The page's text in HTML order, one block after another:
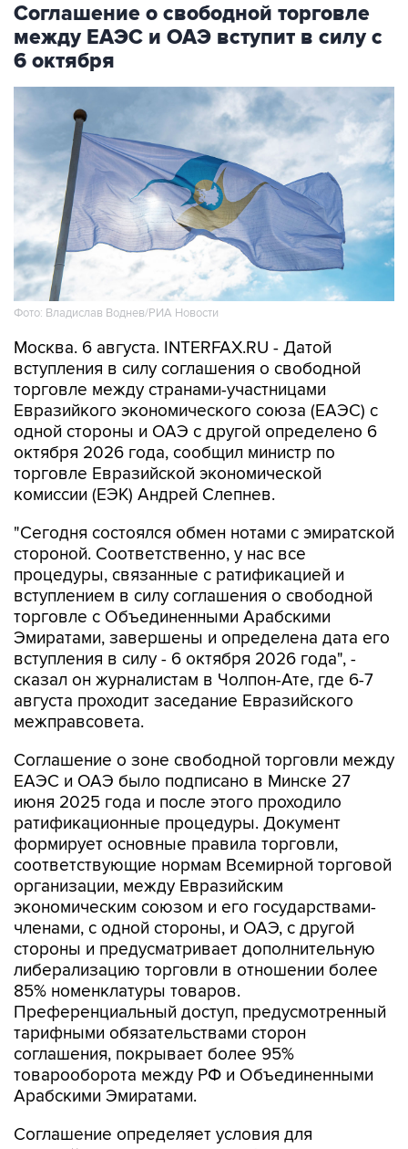
Соглашение о свободной торговле
между ЕАЭС и ОАЭ вступит в силу с
6 октября
Фото: Владислав Воднев/РИА Новости
Москва. 6 августа. INTERFAX.RU - Датой
вступления в силу соглашения о свободной
торговле между странами-участницами
Евразийкого экономического союза (ЕАЭС) с
одной стороны и ОАЭ с другой определено 6
октября 2026 года, сообщил министр по
торговле Евразийской экономической
комиссии (ЕЭК) Андрей Слепнев.
"Сегодня состоялся обмен нотами с эмиратской
стороной. Соответственно, у нас все
процедуры, связанные с ратификацией и
вступлением в силу соглашения о свободной
торговле с Объединенными Арабскими
Эмиратами, завершены и определена дата его
вступления в силу - 6 октября 2026 года", -
сказал он журналистам в Чолпон-Ате, где 6-7
августа проходит заседание Евразийского
межправсовета.
Соглашение о зоне свободной торговли между
ЕАЭС и ОАЭ было подписано в Минске 27
июня 2025 года и после этого проходило
ратификационные процедуры. Документ
формирует основные правила торговли,
соответствующие нормам Всемирной торговой
организации, между Евразийским
экономическим союзом и его государствами-
членами, с одной стороны, и ОАЭ, с другой
стороны и предусматривает дополнительную
либерализацию торговли в отношении более
85% номенклатуры товаров.
Преференциальный доступ, предусмотренный
тарифными обязательствами сторон
соглашения, покрывает более 95%
товарооборота между РФ и Объединенными
Арабскими Эмиратами.
Соглашение определяет условия для